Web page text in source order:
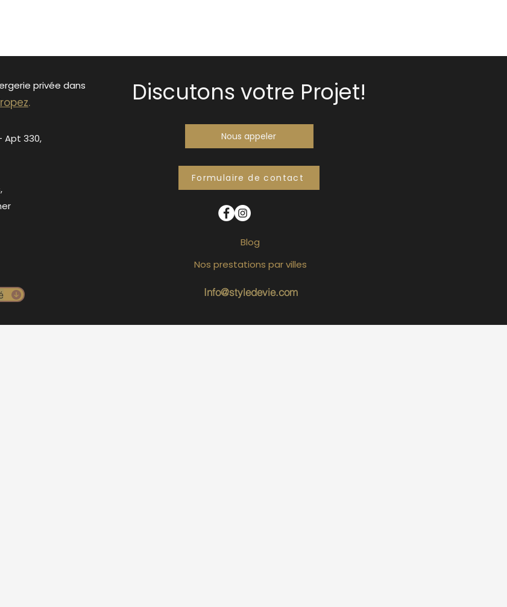
privée dans
.
Apt 330,
Discutons votre Projet!
Nous appeler
Formulaire de contact
Blog
Info@styledevie.com
Nos prestations par villes